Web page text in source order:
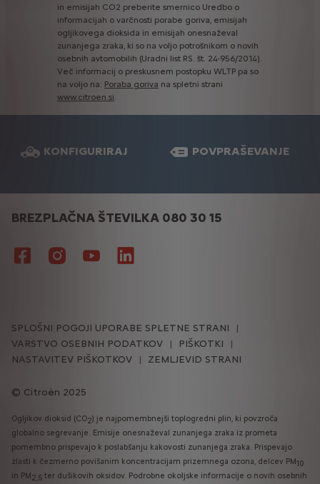
in emisijah CO2 preberite smernico Uredbo o
informacijah o varčnosti porabe goriva, emisijah
ogljikovega dioksida in emisijah onesnaževal
zunanjega zraka, ki so na voljo potrošnikom o novih
osebnih avtomobilih (Uradni list RS. št. 24-956/2014).
Več informacij o preskusnem postopku WLTP pa so
na voljo na: Poraba goriva na spletni strani
www.citroen.si
KONFIGURIRAJ POVPRAŠEVANJE
BREZPLAČNA ŠTEVILKA 080 30 15
Citroën 2025
SPLOŠNI POGOJI UPORABE SPLETNE STRANI
VARSTVO OSEBNIH PODATKOV
PIŠKOTKI
NASTAVITEV PIŠKOTKOV
ZEMLJEVID STRANI
Ogljikov dioksid (CO2) je najpomembnejši toplogredni plin, ki povzroča
globalno segrevanje. Emisije onesnaževal zunanjega zraka iz prometa
pomembno prispevajo k poslabšanju kakovosti zunanjega zraka. Prispevajo
zlasti k čezmerno povišanim koncentracijam prizemnega ozona, delcev PM10
in PM2,5 ter dušikovih oksidov. Podrobne okoljske informacije o novih osebnih